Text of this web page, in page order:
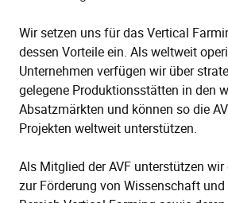
Wir setzen uns für das Vertical
dessen Vorteile ein. Als weltweit
Unternehmen verfügen wir über
gelegene Produktionsstätten in den
Absatzmärkten und können so die
Projekten weltweit unterstützen.
Als Mitglied der AVF unterstützen
zur Förderung von Wissenschaft